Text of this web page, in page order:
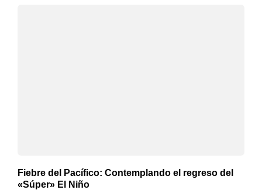
Fiebre del Pacífico: Contemplando el regreso del
«Súper» El Niño